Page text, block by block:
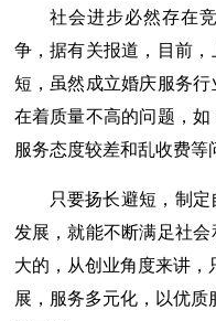
社会进步必然存在
争，据有关报道，目前
短，虽然成立婚庆服务
在着质量不高的问题，如
服务态度较差和乱收费等
只要扬长避短，制
发展，就能不断满足社
大的，从创业角度来讲，
展，服务多元化，以优质